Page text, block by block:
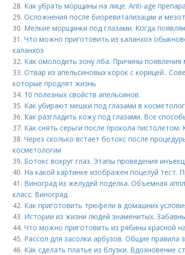
28. Как убрать морщины на лице. Anti-age
29. Осложнения после биоревитализации и
30. Мелкие морщинки под глазами. Когда
31. Что можно приготовить из каланхоэ
каланхоэ
32. Как омолодить зону лба. Причины
33. Отвар из апельсиновых корок с корицей..
которые продлят жизнь
34. 10 полезных свойств апельсинов.
35. Как убирают мешки под глазами в
36. Как разгладить кожу под глазами. Все
37. Как снять серьги после прокола
38. Через сколько встает ботокс после
косметологии
39. Ботокс вокруг глаз. Этапы проведения
40. На какой картинке изображен поцелуй тест.
41. Виноград из желудей поделка. Объемная
класс: Виноград
42. Как приготовить трюфели в домашних
43. Истории из жизни людей знаменитых.
44. Что можно приготовить из рябины красной
45. Рассол для засолки арбузов. Общие правила
46. Как сделать платье из блузки. Вдохновение